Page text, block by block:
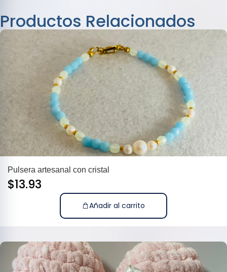
Productos Relacionados
Pulsera artesanal con cristal
$13.93
Añadir al carrito